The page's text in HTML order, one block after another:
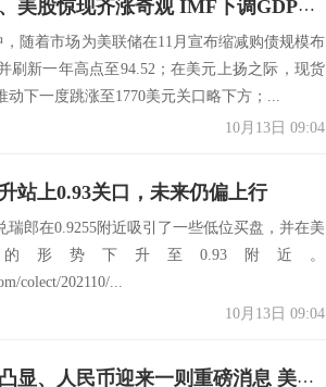
罕见！美元、黄金、美股惊现齐涨奇观 IMF下调GDP增长预期并就通胀上升发警告
，随着市场为美联储在11月宣布缩减购债规模布
刷新一年高点至94.52；在美元上扬之际，现货
动下一度跳涨至1770美元关口略下方；...
10月13日 09:04
站上0.93关口，未来仍偏上行
瑞郎在0.9255附近吸引了一些低位买盘，并在美
形势下升至0.93附近。
colect/202110/...
10月13日 09:04
美元强势上涨霸气凸显、人民币迎来一则重磅消息 美元、欧元、英镑、日元、澳元最新操作建议